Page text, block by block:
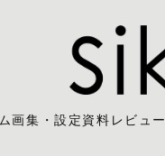
画集・設定資料レビュー